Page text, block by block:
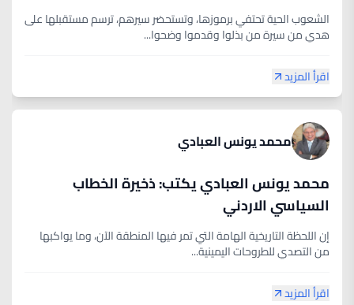
الشعوب الحية تحتفي برموزها، وتستحضر سيرهم، ترسم مستقبلها على
هدي من سيرة من بذلوا وقدموا وضحوا...
اقرأ المزيد
محمد يونس العبادي
محمد يونس العبادي يكتب: ذخيرة الخطاب
السياسي الاردني
إن اللحظة التاريخية الهامة التي تمر فيها المنطقة الآن، وما يواكبها
من التصدي للطروحات اليمينية...
اقرأ المزيد